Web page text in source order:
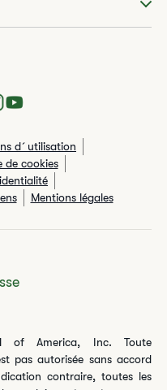
d´utilisation
de cookies
Mentions légales
of America, Inc. Toute
pas autorisée sans accord
contraire, toutes les